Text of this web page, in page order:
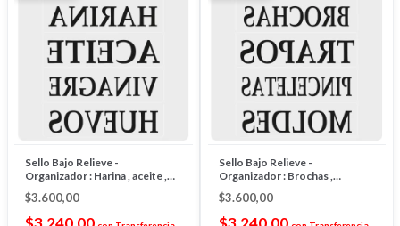
Sello Bajo Relieve -
Organizador : Harina , aceite ,
huevos , vinagre
$3.600,00
Sello Bajo Relieve -
Organizador : Brochas ,
Trapos,Pinceles. Moldes
$3.600,00